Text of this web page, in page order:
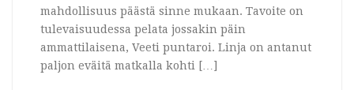
mahdollisuus päästä sinne mukaan. Tavoite on
tulevaisuudessa pelata jossakin päin
ammattilaisena, Veeti puntaroi. Linja on antanut
paljon eväitä matkalla kohti […]